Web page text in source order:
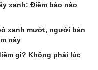
xanh: Điềm báo nào
xanh mướt, người bán
này
gì? Không phải lúc